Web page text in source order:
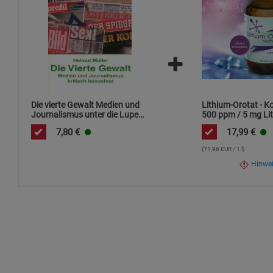
Die vierte Gewalt Medien und
Journalismus unter die Lupe
genommen
7,80 €
Lithium-Orotat -
500 ppm / 5 mg
ml / hochdosiert
17,99 €
(71,96 EUR / 1 l)